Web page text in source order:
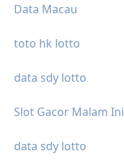
Data Macau
toto hk lotto
data sdy lotto
Slot Gacor Malam Ini
data sdy lotto